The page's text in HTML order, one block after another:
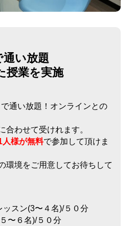
通い放題
授業を実施
通い放題！オンラインとの
合わせて受けれます。
人様が無料で参加して頂けま
環境をご用意してお待ちして
スン(3〜４名)/５０分
〜６名)/５０分